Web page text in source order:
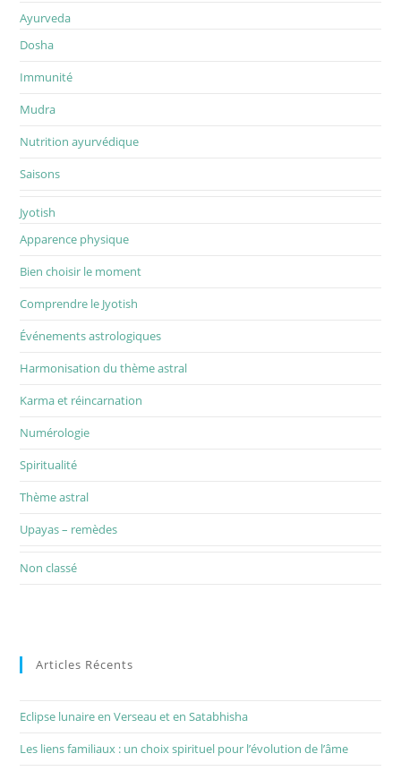
Ayurveda
Dosha
Immunité
Mudra
Nutrition ayurvédique
Saisons
Jyotish
Apparence physique
Bien choisir le moment
Comprendre le Jyotish
Événements astrologiques
Harmonisation du thème astral
Karma et réincarnation
Numérologie
Spiritualité
Thème astral
Upayas – remèdes
Non classé
Articles Récents
Eclipse lunaire en Verseau et en Satabhisha
Les liens familiaux : un choix spirituel pour l’évolution de l’âme